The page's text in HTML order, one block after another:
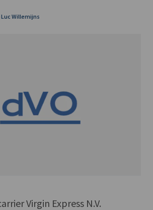
Luc Willemijns
Virgin Express N.V.